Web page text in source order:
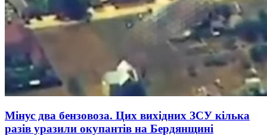
Мінус два бензовоза. Цих вихідних ЗСУ кілька
разів уразили окупантів на Бердянщині